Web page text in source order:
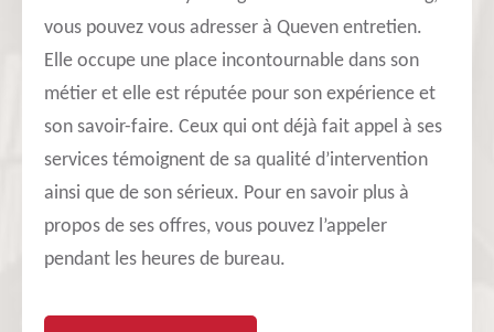
vous pouvez vous adresser à Queven entretien.
Elle occupe une place incontournable dans son
métier et elle est réputée pour son expérience et
son savoir-faire. Ceux qui ont déjà fait appel à ses
services témoignent de sa qualité d’intervention
ainsi que de son sérieux. Pour en savoir plus à
propos de ses offres, vous pouvez l’appeler
pendant les heures de bureau.